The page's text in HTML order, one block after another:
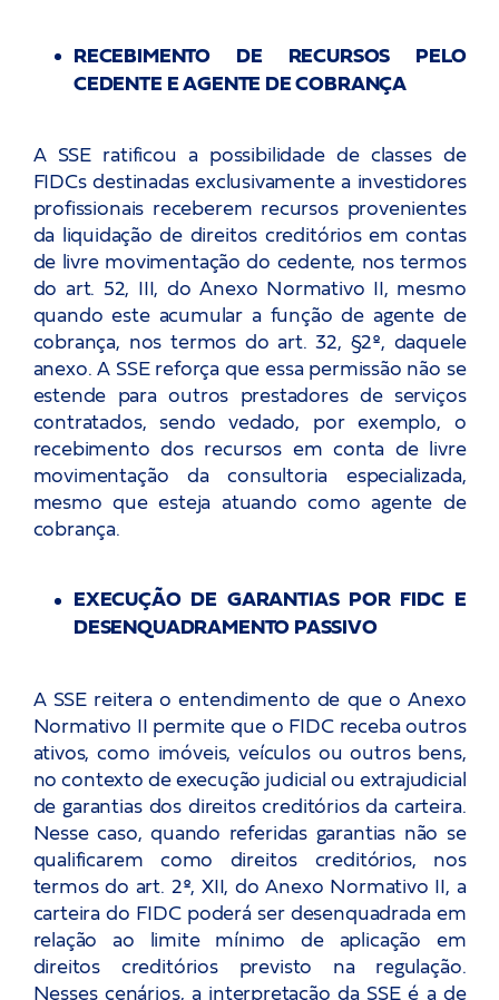
RECEBIMENTO DE RECURSOS PELO
CEDENTE E AGENTE DE COBRANÇA
A SSE ratificou a possibilidade de classes de
FIDCs destinadas exclusivamente a investidores
profissionais receberem recursos provenientes
da liquidação de direitos creditórios em contas
de livre movimentação do cedente, nos termos
do art. 52, III, do Anexo Normativo II, mesmo
quando este acumular a função de agente de
cobrança, nos termos do art. 32, §2º, daquele
anexo. A SSE reforça que essa permissão não se
estende para outros prestadores de serviços
contratados, sendo vedado, por exemplo, o
recebimento dos recursos em conta de livre
movimentação da consultoria especializada,
mesmo que esteja atuando como agente de
cobrança.
EXECUÇÃO DE GARANTIAS POR FIDC E
DESENQUADRAMENTO PASSIVO
A SSE reitera o entendimento de que o Anexo
Normativo II permite que o FIDC receba outros
ativos, como imóveis, veículos ou outros bens,
no contexto de execução judicial ou extrajudicial
de garantias dos direitos creditórios da carteira.
Nesse caso, quando referidas garantias não se
qualificarem como direitos creditórios, nos
termos do art. 2º, XII, do Anexo Normativo II, a
carteira do FIDC poderá ser desenquadrada em
relação ao limite mínimo de aplicação em
direitos creditórios previsto na regulação.
Nesses cenários, a interpretação da SSE é a de